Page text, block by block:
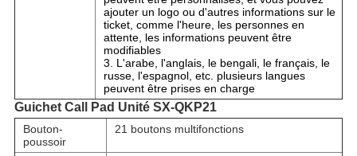
ajouter un logo ou d'autres informations sur le
ticket, comme l'heure, les personnes en
attente, les informations peuvent être
modifiables
3. L'arabe, l'anglais, le bengali, le français, le
russe, l'espagnol, etc. plusieurs langues
peuvent être prises en charge
Guichet Cal Pad Unité SX-QKP21
Bouton-
poussoir
21 boutons multifonctions